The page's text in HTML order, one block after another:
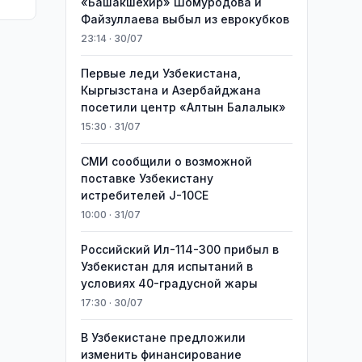
Файзуллаева выбыл из еврокубков
23:14 · 30/07
Первые леди Узбекистана,
Кыргызстана и Азербайджана
посетили центр «Алтын Балалык»
15:30 · 31/07
СМИ сообщили о возможной
поставке Узбекистану
истребителей J-10CE
10:00 · 31/07
Российский Ил-114-300 прибыл в
Узбекистан для испытаний в
условиях 40-градусной жары
17:30 · 30/07
В Узбекистане предложили
изменить финансирование